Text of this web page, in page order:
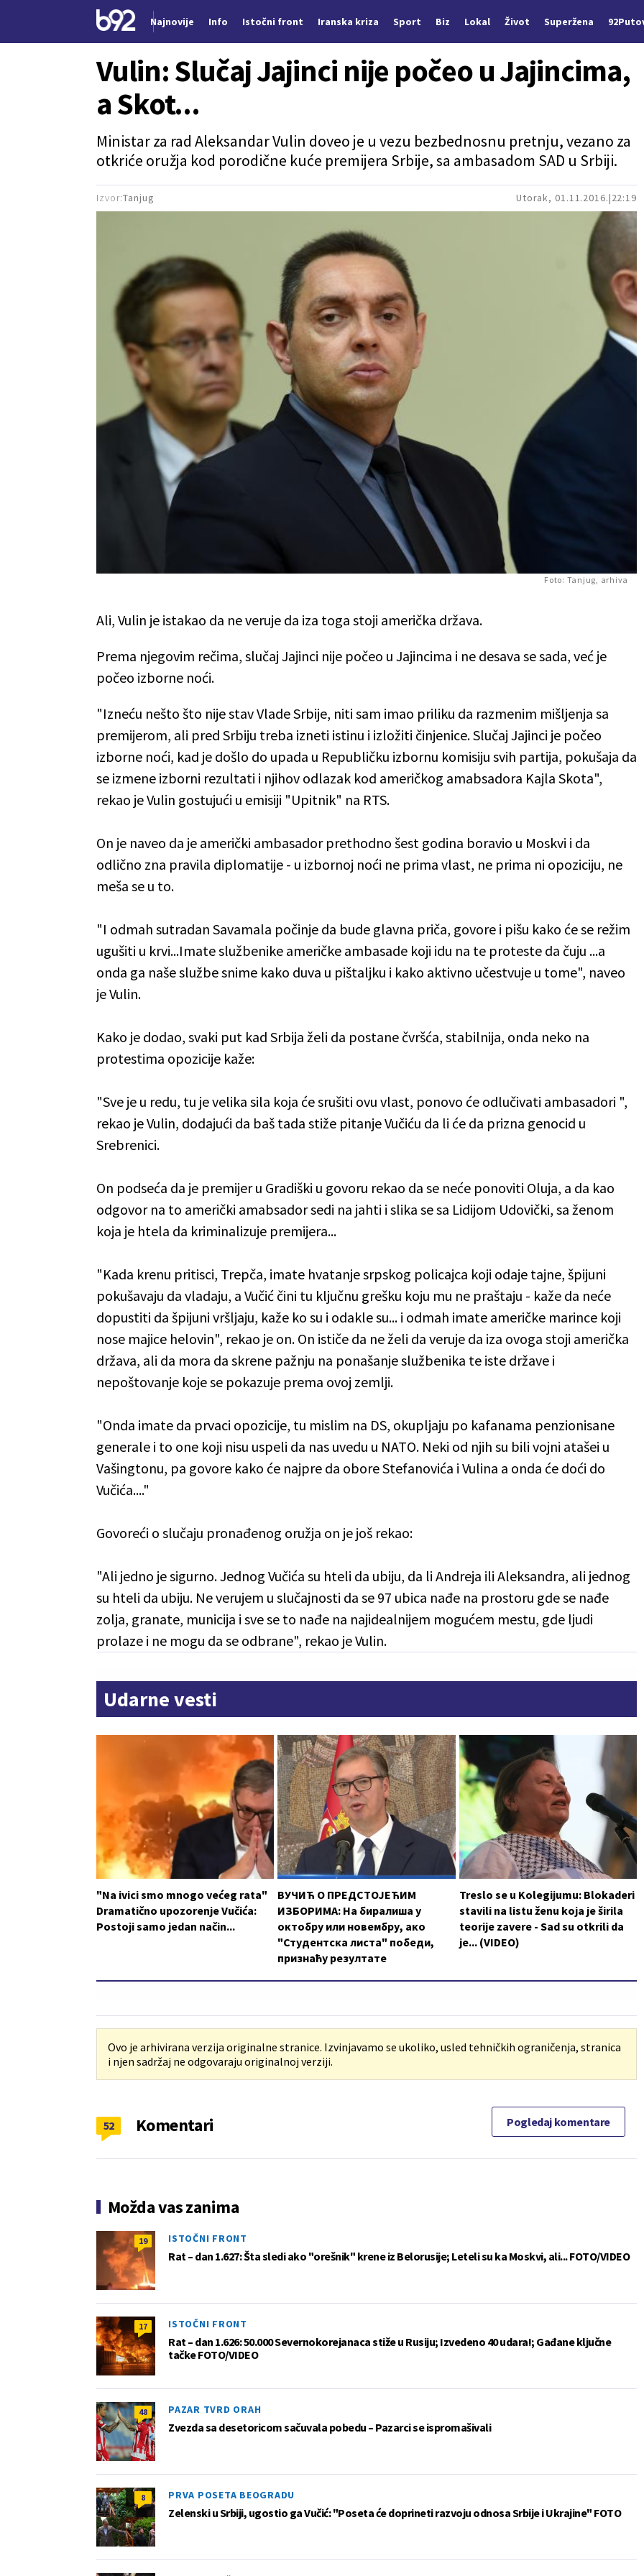
Najnovije Info Istočni front Iranska kriza Sport Biz Lokal Život Superžena
Utorak, 01.11.2016. 22:19
Vulin: Slučaj Jajinci nije počeo u Jajincima,
a Skot...
Ministar za rad Aleksandar Vulin doveo je u vezu bezbednosnu pretnju, vezano za
otkriće oružja kod porodične kuće premijera Srbije, sa ambasadom SAD u Srbiji.
Izvor:Tanjug
Foto: Tanjug, arhiva
Ali, Vulin je istakao da ne veruje da iza toga stoji američka država.
Prema njegovim rečima, slučaj Jajinci nije počeo u Jajincima i ne desava se sada, već je
počeo izborne noći.
"Izneću nešto što nije stav Vlade Srbije, niti sam imao priliku da razmenim mišljenja sa
premijerom, ali pred Srbiju treba izneti istinu i izložiti činjenice. Slučaj Jajinci je počeo
izborne noći, kad je došlo do upada u Republičku izbornu komisiju svih partija, pokušaja da
se izmene izborni rezultati i njihov odlazak kod američkog amabsadora Kajla Skota",
rekao je Vulin gostujući u emisiji "Upitnik" na RTS.
On je naveo da je američki ambasador prethodno šest godina boravio u Moskvi i da
odlično zna pravila diplomatije - u izbornoj noći ne prima vlast, ne prima ni opoziciju, ne
meša se u to.
"I odmah sutradan Savamala počinje da bude glavna priča, govore i pišu kako će se režim
ugušiti u krvi...Imate službenike američke ambasade koji idu na te proteste da čuju ...a
onda ga naše službe snime kako duva u pištaljku i kako aktivno učestvuje u tome", naveo
je Vulin.
Kako je dodao, svaki put kad Srbija želi da postane čvršća, stabilnija, onda neko na
protestima opozicije kaže:
"Sve je u redu, tu je velika sila koja će srušiti ovu vlast, ponovo će odlučivati ambasadori ",
rekao je Vulin, dodajući da baš tada stiže pitanje Vučiću da li će da prizna genocid u
Srebrenici.
On podseća da je premijer u Gradiški u govoru rekao da se neće ponoviti Oluja, a da kao
odgovor na to američki amabsador sedi na jahti i slika se sa Lidijom Udovički, sa ženom
koja je htela da kriminalizuje premijera...
"Kada krenu pritisci, Trepča, imate hvatanje srpskog policajca koji odaje tajne, špijuni
pokušavaju da vladaju, a Vučić čini tu ključnu grešku koju mu ne praštaju - kaže da neće
dopustiti da špijuni vršljaju, kaže ko su i odakle su... i odmah imate američke marince koji
nose majice helovin", rekao je on. On ističe da ne želi da veruje da iza ovoga stoji američka
država, ali da mora da skrene pažnju na ponašanje službenika te iste države i
nepoštovanje koje se pokazuje prema ovoj zemlji.
"Onda imate da prvaci opozicije, tu mislim na DS, okupljaju po kafanama penzionisane
generale i to one koji nisu uspeli da nas uvedu u NATO. Neki od njih su bili vojni atašei u
Vašingtonu, pa govore kako će najpre da obore Stefanovića i Vulina a onda će doći do
Vučića...."
Govoreći o slučaju pronađenog oružja on je još rekao:
"Ali jedno je sigurno. Jednog Vučića su hteli da ubiju, da li Andreja ili Aleksandra, ali jednog
su hteli da ubiju. Ne verujem u slučajnosti da se 97 ubica nađe na prostoru gde se nađe
zolja, granate, municija i sve se to nađe na najidealnijem mogućem mestu, gde ljudi
prolaze i ne mogu da se odbrane", rekao je Vulin.
Udarne vesti
"Na ivici smo mnogo većeg rata"
Dramatično upozorenje Vučića:
Postoji samo jedan način...
ВУЧИЋ О ПРЕДСТОЈЕЋИМ
ИЗБОРИМА: На биралиша у
октобру или новембру, ако
"Студентска листа" победи,
признаћу резултате
Treslo se u Kolegijumu: Blokaderi
stavili na listu ženu koja je širila
teorije zavere - Sad su otkrili da
je... (VIDEO)
Ovo je arhivirana verzija originalne stranice. Izvinjavamo se ukoliko, usled tehničkih ograničenja, stranica
i njen sadržaj ne odgovaraju originalnoj verziji.
Komentari
52 Pogledaj komentare
Možda vas zanima
19 ISTOČNI FRONT
Rat – dan 1.627: Šta sledi ako "orešnik" krene iz Belorusije; Leteli su ka Moskvi, ali... FOTO/VIDEO
17 ISTOČNI FRONT
Rat – dan 1.626: 50.000 Severnokorejanaca stiže u Rusiju; Izvedeno 40 udara!; Gađane ključne
tačke FOTO/VIDEO
48 PAZAR TVRD ORAH
Zvezda sa desetoricom sačuvala pobedu – Pazarci se ispromašivali
8 PRVA POSETA BEOGRADU
Zelenski u Srbiji, ugostio ga Vučić: "Poseta će doprineti razvoju odnosa Srbije i Ukrajine" FOTO